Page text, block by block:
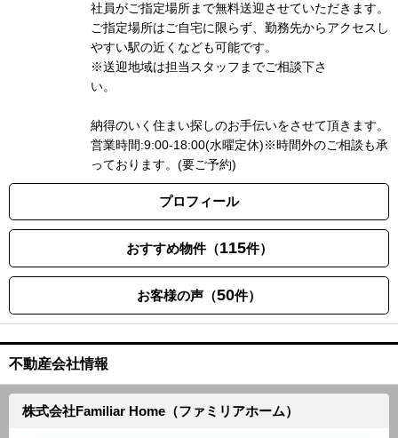
社員がご指定場所まで無料送迎させていただきます。
ご指定場所はご自宅に限らず、勤務先からアクセスし
やすい駅の近くなども可能です。
※送迎地域は担当スタッフまでご相談下さ
い
納得のいく住まい探しのお手伝いをさせて頂きます。
営業時間:9:00-18:00(水曜定休)※時間外のご相談も承
っております。(要ご予約)
プロフィール
おすすめ物件（115件）
お客様の声（50件）
不動産会社情報
株式会社Familiar Home（ファミリアホーム）